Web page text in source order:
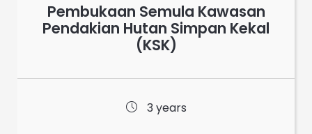
Pembukaan Semula Kawasan
Pendakian Hutan Simpan Kekal
(KSK)
3 years